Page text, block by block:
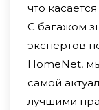
что
С багажом
экспертов
HomeNet,
самой
лучшими